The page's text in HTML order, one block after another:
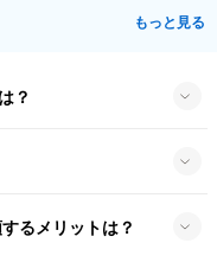
もっと見る
？
るメリットは？